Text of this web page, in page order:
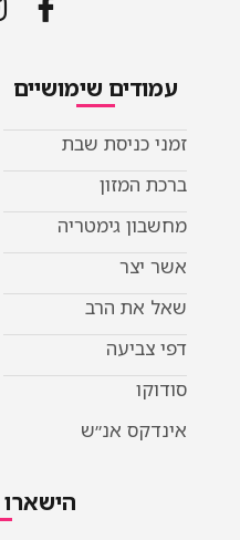
עמודים שימושיים
זמני כניסת שבת
ברכת המזון
מחשבון גימטריה
אשר יצר
שאל את הרב
דפי צביעה
סודוקו
אינדקס אנ״ש
הישארו